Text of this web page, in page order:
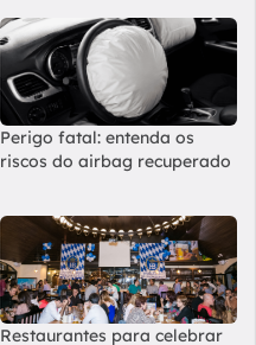
Perigo fatal: entenda os
riscos do airbag recuperado
Restaurantes para celebrar